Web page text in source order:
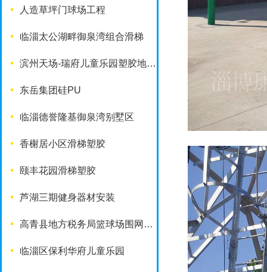
人造草坪门球场工程
临淄太公湖畔御泉湾组合滑梯
滨州天场-瑞府儿童乐园塑胶地面改造工程
东岳集团硅PU
临淄德誉隆基御泉湾别墅区
香榭居小区滑梯塑胶
颐丰花园滑梯塑胶
芦湖三期健身器材安装
高青县地方税务局篮球场围网工程
临淄区保利华府儿童乐园